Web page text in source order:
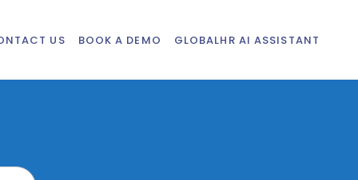
US BOOK A DEMO GLOBALHR AI ASSISTANT